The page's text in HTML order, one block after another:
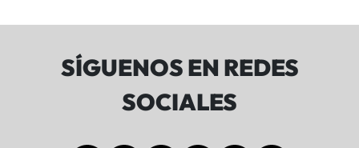
SÍGUENOS EN REDES
SOCIALES